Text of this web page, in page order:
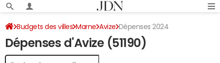
Budgets des villes Marne Avize Dépenses 2024
Dépenses d'Avize (51190)